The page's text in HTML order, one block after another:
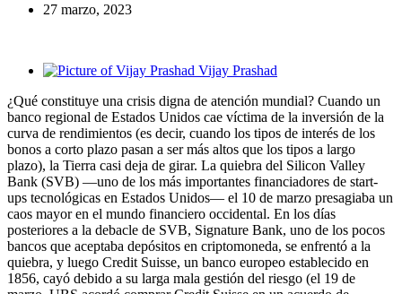
27 marzo, 2023
Vijay Prashad
¿Qué constituye una crisis digna de atención mundial? Cuando un
banco regional de Estados Unidos cae víctima de la inversión de la
curva de rendimientos (es decir, cuando los tipos de interés de los
bonos a corto plazo pasan a ser más altos que los tipos a largo
plazo), la Tierra casi deja de girar. La quiebra del Silicon Valley
Bank (SVB) —uno de los más importantes financiadores de start-
ups tecnológicas en Estados Unidos— el 10 de marzo presagiaba un
caos mayor en el mundo financiero occidental. En los días
posteriores a la debacle de SVB, Signature Bank, uno de los pocos
bancos que aceptaba depósitos en criptomoneda, se enfrentó a la
quiebra, y luego Credit Suisse, un banco europeo establecido en
1856, cayó debido a su larga mala gestión del riesgo (el 19 de